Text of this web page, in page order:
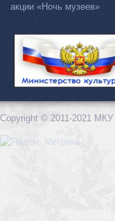
акции «Ночь музеев»
Copyright © 2011-2021 МКУ